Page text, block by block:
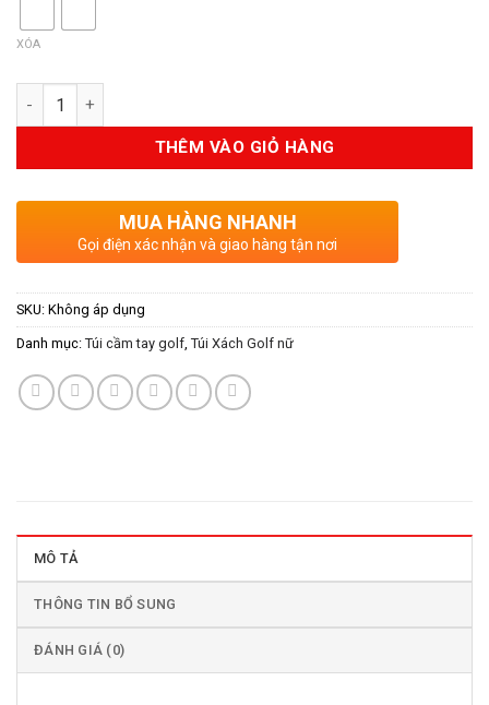
XÓA
Số lượng
THÊM VÀO GIỎ HÀNG
MUA HÀNG NHANH
Gọi điện xác nhận và giao hàng tận nơi
SKU: Không áp dụng
Danh mục: Túi cầm tay golf, Túi Xách Golf nữ
MÔ TẢ
THÔNG TIN BỔ SUNG
ĐÁNH GIÁ (0)